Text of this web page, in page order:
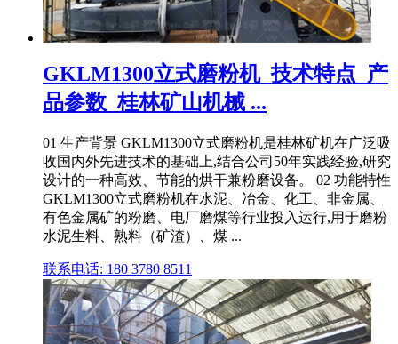
GKLM1300立式磨粉机_技术特点_产
品参数_桂林矿山机械 ...
01 生产背景 GKLM1300立式磨粉机是桂林矿机在广泛吸
收国内外先进技术的基础上,结合公司50年实践经验,研究
设计的一种高效、节能的烘干兼粉磨设备。 02 功能特性
GKLM1300立式磨粉机在水泥、冶金、化工、非金属、
有色金属矿的粉磨、电厂磨煤等行业投入运行,用于磨粉
水泥生料、熟料（矿渣）、煤 ...
联系电话: 180 3780 8511